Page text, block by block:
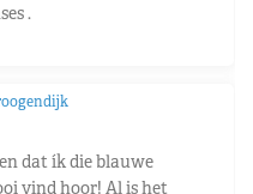
.
dat ík die blauwe
vind hoor! Al is het